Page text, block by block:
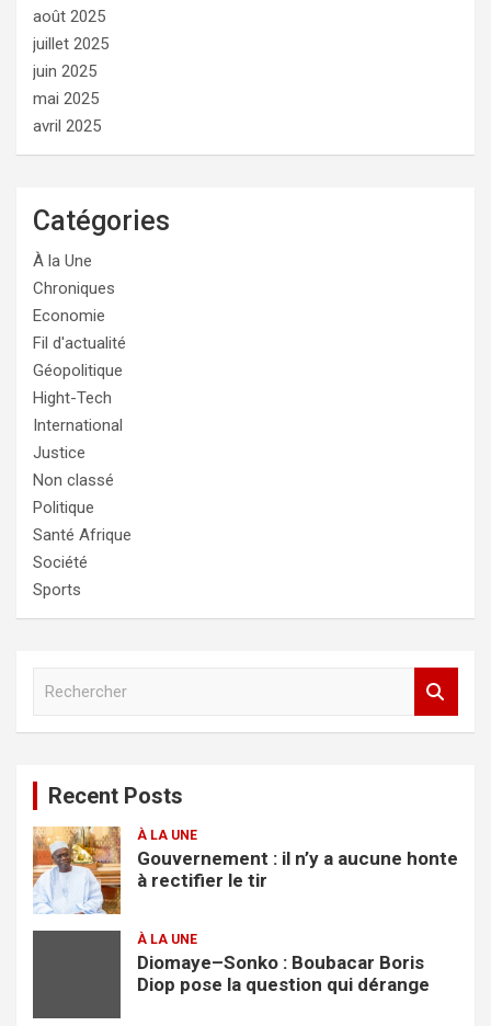
août 2025
juillet 2025
juin 2025
mai 2025
avril 2025
Catégories
À la Une
Chroniques
Economie
Fil d'actualité
Géopolitique
Hight-Tech
International
Justice
Non classé
Politique
Santé Afrique
Société
Sports
c
h
e
r
Recent Posts
À LA UNE
Gouvernement : il n’y a aucune honte
à rectifier le tir
À LA UNE
Diomaye–Sonko : Boubacar Boris
Diop pose la question qui dérange